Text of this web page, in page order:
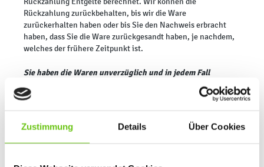
Zustimmung Details Über Cookies
Rückzahlung zurückbehalten, bis wir die Ware
zurückerhalten haben oder bis Sie den Nachweis erbracht
haben, dass Sie die Ware zurückgesandt haben, je nachdem,
welches der frühere Zeitpunkt ist.
Sie haben die Waren unverzüglich und in jedem Fall
spätestens binnen vierzehn Tagen ab dem Tag, an dem Sie
uns über den Widerruf dieses Vertrags unterrichten, an uns
zurückzusenden oder zu übergeben. Für Rücksendungen
verwenden Sie bitte die in Punkt (2) angegebene Adresse.
Die Frist ist gewahrt, wenn Sie die Ware vor Ablauf der Frist
von vierzehn Tagen absenden.